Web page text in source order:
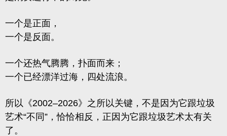
一个是正面，
一个是反面。
一个还热气腾腾，扑面而来；
一个已经漂洋过海，四处流浪。
所以《2002–2026》之所以关键，不是因为它跟垃圾
艺术“不同”，恰恰相反，正因为它跟垃圾艺术太有关
了。